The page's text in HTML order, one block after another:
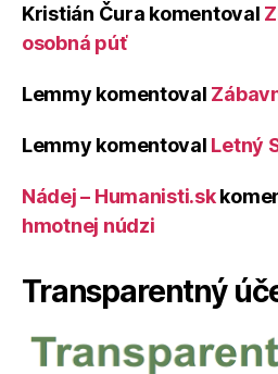
Kristián Čura komentoval
osobná púť
Lemmy komentoval
Lemmy komentoval Letný
Nádej – Humanisti.sk
hmotnej núdzi
Transparentný